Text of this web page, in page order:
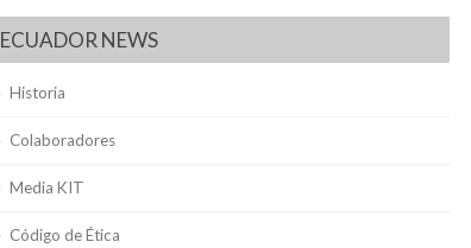
ECUADOR NEWS
Historia
Colaboradores
Media KIT
Código de Ética